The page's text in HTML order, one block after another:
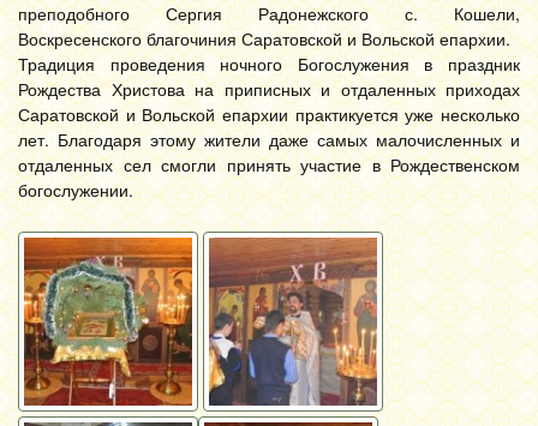
преподобного Сергия Радонежского с. Кошели,
Воскресенского благочиния Саратовской и Вольской епархии.
Традиция проведения ночного Богослужения в праздник
Рождества Христова на приписных и отдаленных приходах
Саратовской и Вольской епархии практикуется уже несколько
лет. Благодаря этому жители даже самых малочисленных и
отдаленных сел смогли принять участие в Рождественском
богослужении.